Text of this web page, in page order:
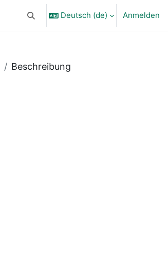
Sucheingabe umschalten
Deutsch ‎(de)‎ Anmelden
Beschreibung